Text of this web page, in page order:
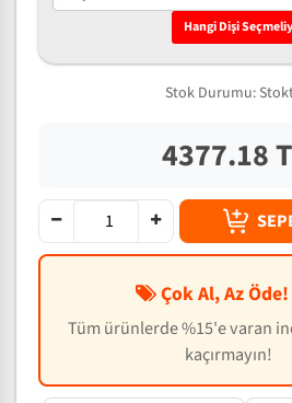
Hangi Dişi
Stok Durumu:
4377.18
Çok Al, Az Öde!
Tüm ürünlerde %15'e varan
kaçırmayın!